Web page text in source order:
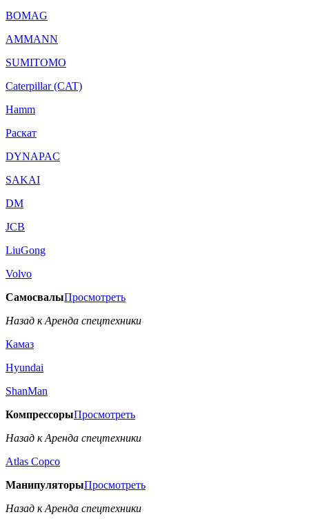
BOMAG
AMMANN
SUMITOMO
Caterpillar (CAT)
Hamm
Раскат
DYNAPAC
SAKAI
DM
JCB
LiuGong
Volvo
СамосвалыПросмотреть
Назад к Аренда спецтехники
Камаз
Hyundai
ShanMan
КомпрессорыПросмотреть
Назад к Аренда спецтехники
Аtlas Copco
МанипуляторыПросмотреть
Назад к Аренда спецтехники